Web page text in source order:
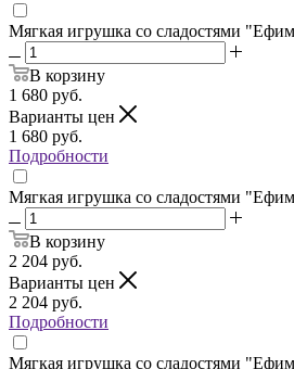
Мягкая игрушка со сладостями
В корзину
1 680 руб.
Варианты цен
1 680 руб.
Подробности
Мягкая игрушка со сладостями
В корзину
2 204 руб.
Варианты цен
2 204 руб.
Подробности
Мягкая игрушка со сладостями